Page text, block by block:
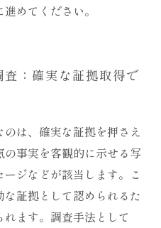
めてください。
：確実な証拠取得で
は、確実な証拠を押さえ
事実を客観的に示せる写
ジなどが該当します。こ
証拠として認められるた
ます。調査手法として